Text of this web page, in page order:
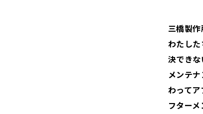
三橋製
わたし
決でき
メンテ
わって
フター